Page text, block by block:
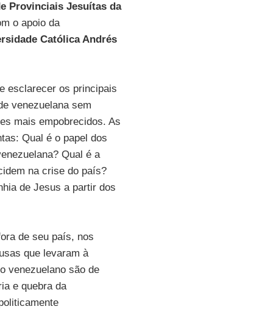
Provinciais Jesuítas da
o apoio da
Católica Andrés
esclarecer os principais
venezuelana sem
mais empobrecidos. As
Qual é o papel dos
Qual é a
na crise do país?
de Jesus a partir dos
de seu país, nos
que levaram à
venezuelano são de
e quebra da